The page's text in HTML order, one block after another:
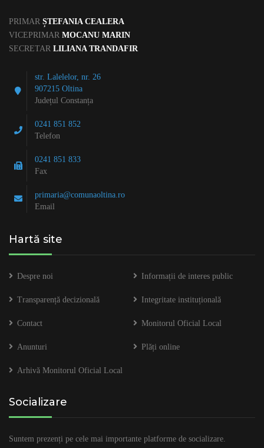
PRIMAR ȘTEFANIA CEALERA
VICEPRIMAR MOCANU MARIN
SECRETAR LILIANA TRANDAFIR
str. Lalelelor, nr. 26
907215 Oltina
Județul Constanța
0241 851 852
Telefon
0241 851 833
Fax
primaria@comunaoltina.ro
Email
Hartă site
Despre noi Informații de interes public
Transparență decizională Integritate instituțională
Contact Monitorul Oficial Local
Anunturi Plăți online
Arhivă Monitorul Oficial Local
Socializare
Suntem prezenți pe cele mai importante platforme de socializare.